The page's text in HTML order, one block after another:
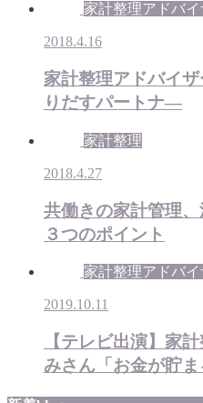
家計整理アドバイ
2018.4.16
家計整理アドバイ
りだすパートナ―
家計整理
2018.4.27
共働きの家計管理
３つのポイント
家計整理アドバイ
2019.10.11
【テレビ出演】家
みさん「お金が貯ま